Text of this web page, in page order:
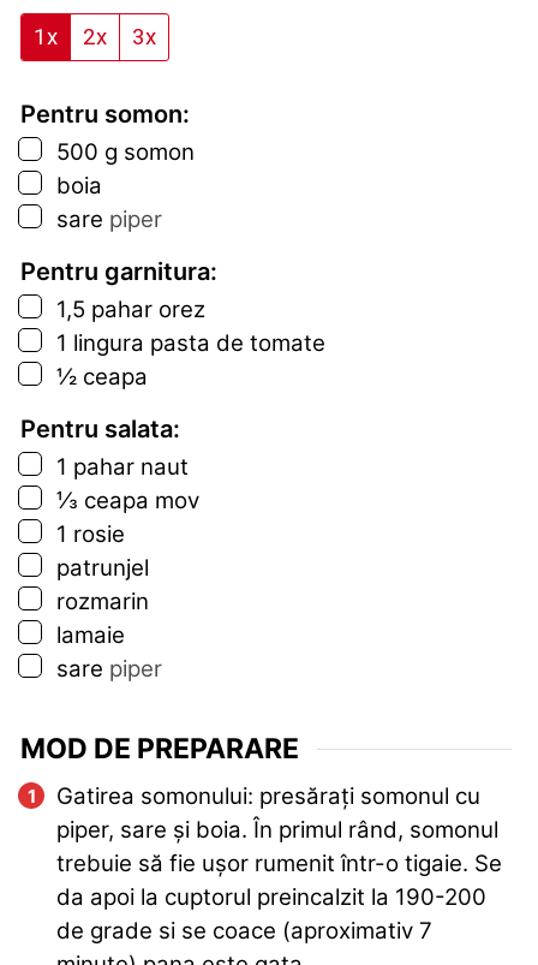
1x 2x 3x
Pentru somon:
▢
500 g somon
▢
boia
▢
sare piper
Pentru garnitura:
▢
1,5 pahar orez
▢
1 lingura pasta de tomate
▢
½ ceapa
Pentru salata:
▢
1 pahar naut
▢
⅓ ceapa mov
▢
1 rosie
▢
patrunjel
▢
rozmarin
▢
lamaie
▢
sare piper
MOD DE PREPARARE
Gatirea somonului: presărați somonul cu
piper, sare și boia. În primul rând, somonul
trebuie să fie ușor rumenit într-o tigaie. Se
da apoi la cuptorul preincalzit la 190-200
de grade si se coace (aproximativ 7